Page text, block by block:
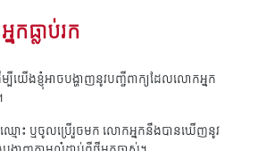
ធ្លាប់រក
យើងខ្ញុំអាចបង្ហាញនូវបញ្ជីពាក្យដែលលោកអ្នក
ោះ ឬចូលប្រើរួចមក លោកអ្នកនឹងបានឃើញនូវ